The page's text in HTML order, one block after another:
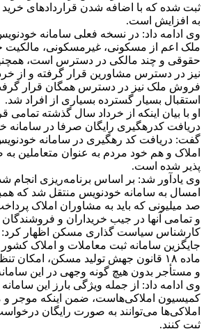
ثبت شده که با اضافه شدن قرارداد‌های
به افزایش است.
وی ادامه داد: در نسخه فعلی سامانه
ملک اعم از مسکونی، غیرمسکونی، مالکیت
حقوقی و چند مالکی در دسترس است،
نیز در دسترس مشاورین قرار گرفته و از
فروش ملک نیز در دسترس همگان قرار
استقبال بسیار گسترده بسیاری از افراد شد.
او با بیان اینکه از خرداد سال گذشته تمامی
دریافت کدرهگیری رایگان صرفا در سامانه
گفت: دریافت کد رهگیری در سامانه
املاک و هم خود مردم به عنوان متعاملین
پذیر شده است.
وی یادآور شد: بر اساس برنامه‌ریزی انجام
امسال به سامانه خودنویس منتقل شد که
صد میلیونی که باید به مشاوران املاک
و تمامی آنها در جیب خریداران و فروشندگان
کارشناس سیاست گذاری مسکن اظهار کرد:
جایگزین سامانه ثبت معاملات و املاک
ماده ۱۸ قانون جهش تولید مسکن، امکان
و مستأجر بدون هیچ گونه وجهی در این
وی ادامه داد: از جمله ویژگی بارز این
کمیسیون املاکی‌هاست، ضمن اینکه موجر
املاکی‌ها می‌توانند به صورت رایگان
ثبت کنند.